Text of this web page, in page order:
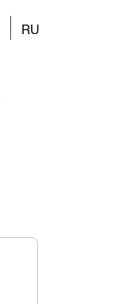
RU